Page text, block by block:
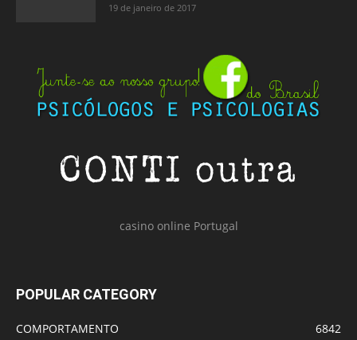
19 de janeiro de 2017
casino online Portugal
POPULAR CATEGORY
COMPORTAMENTO
6842